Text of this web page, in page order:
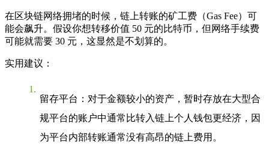
在区块链网络拥堵的时候，链上转账的矿工费（Gas Fee）可
能会飙升。假设你想转移价值 50 元的比特币，但网络手续费
可能就需要 30 元，这显然是不划算的。
实用建议 ：
留存平台 ：对于金额较小的资产，暂时存放在大型合
规平台的账户中通常比转入链上个人钱包更经济，因
为平台内部转账通常没有高昂的链上费用。